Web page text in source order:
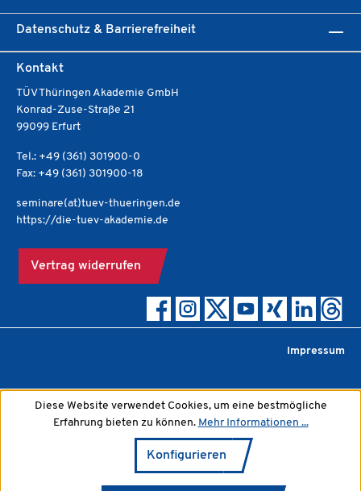
Datenschutz & Barrierefreiheit
Kontakt
TÜV Thüringen Akademie GmbH
Konrad-Zuse-Straße 21
99099 Erfurt
Tel.: +49 (361) 301900-0
Fax: +49 (361) 301900-18
seminare(at)tuev-thueringen.de
https://die-tuev-akademie.de
Vertrag widerrufen
Impressum
Diese Website verwendet Cookies, um eine bestmögliche
Erfahrung bieten zu können. Mehr Informationen ...
Konfigurieren